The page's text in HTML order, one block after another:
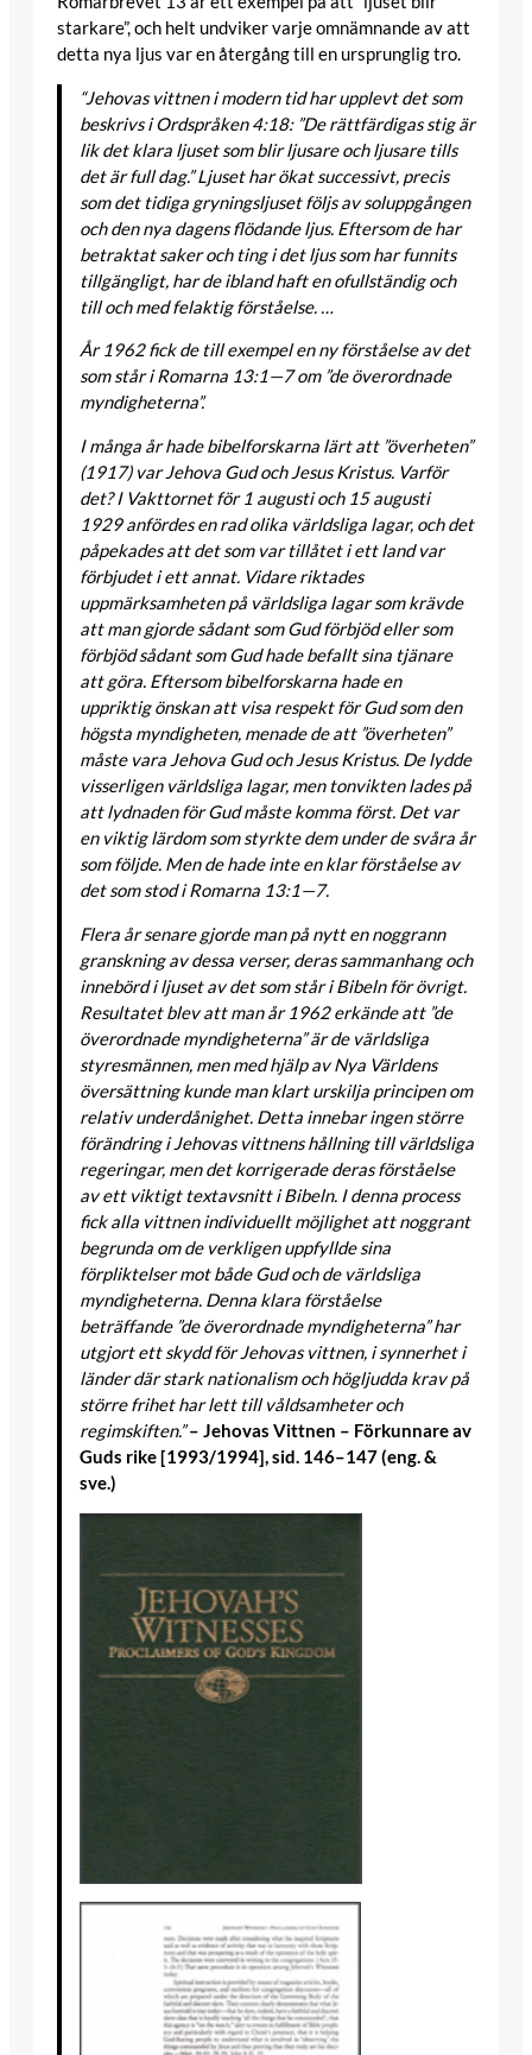
starkare”, och helt undviker varje omnämnande av att
detta nya ljus var en återgång till en ursprunglig tro.
“Jehovas vittnen i modern tid har upplevt det som
beskrivs i Ordspråken 4:18: ”De rättfärdigas stig är
lik det klara ljuset som blir ljusare och ljusare tills
det är full dag.” Ljuset har ökat successivt, precis
som det tidiga gryningsljuset följs av soluppgången
och den nya dagens flödande ljus. Eftersom de har
betraktat saker och ting i det ljus som har funnits
tillgängligt, har de ibland haft en ofullständig och
till och med felaktig förståelse. …
År 1962 fick de till exempel en ny förståelse av det
som står i Romarna 13:1—7 om ”de överordnade
myndigheterna”.
I många år hade bibelforskarna lärt att ”överheten”
(1917) var Jehova Gud och Jesus Kristus. Varför
det? I Vakttornet för 1 augusti och 15 augusti
1929 anfördes en rad olika världsliga lagar, och det
påpekades att det som var tillåtet i ett land var
förbjudet i ett annat. Vidare riktades
uppmärksamheten på världsliga lagar som krävde
att man gjorde sådant som Gud förbjöd eller som
förbjöd sådant som Gud hade befallt sina tjänare
att göra. Eftersom bibelforskarna hade en
uppriktig önskan att visa respekt för Gud som den
högsta myndigheten, menade de att ”överheten”
måste vara Jehova Gud och Jesus Kristus. De lydde
visserligen världsliga lagar, men tonvikten lades på
att lydnaden för Gud måste komma först. Det var
en viktig lärdom som styrkte dem under de svåra år
som följde. Men de hade inte en klar förståelse av
det som stod i Romarna 13:1—7.
Flera år senare gjorde man på nytt en noggrann
granskning av dessa verser, deras sammanhang och
innebörd i ljuset av det som står i Bibeln för övrigt.
Resultatet blev att man år 1962 erkände att ”de
överordnade myndigheterna” är de världsliga
styresmännen, men med hjälp av Nya Världens
översättning kunde man klart urskilja principen om
relativ underdånighet. Detta innebar ingen större
förändring i Jehovas vittnens hållning till världsliga
regeringar, men det korrigerade deras förståelse
av ett viktigt textavsnitt i Bibeln. I denna process
fick alla vittnen individuellt möjlighet att noggrant
begrunda om de verkligen uppfyllde sina
förpliktelser mot både Gud och de världsliga
myndigheterna. Denna klara förståelse
beträffande ”de överordnade myndigheterna” har
utgjort ett skydd för Jehovas vittnen, i synnerhet i
länder där stark nationalism och högljudda krav på
större frihet har lett till våldsamheter och
regimskiften.”– Jehovas Vittnen – Förkunnare av
Guds rike [1993/1994], sid. 146–147 (eng. &
sve.)